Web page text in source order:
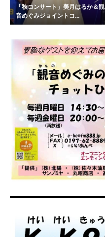
「秋コンサート」美月はるか＆観
音めぐみジョイントコ...